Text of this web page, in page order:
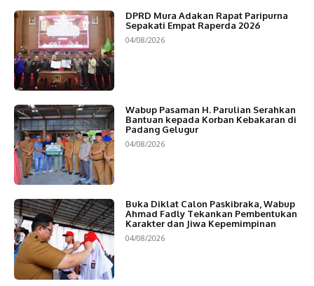
DPRD Mura Adakan Rapat Paripurna
Sepakati Empat Raperda 2026
04/08/2026
Wabup Pasaman H. Parulian Serahkan
Bantuan kepada Korban Kebakaran di
Padang Gelugur
04/08/2026
Buka Diklat Calon Paskibraka, Wabup
Ahmad Fadly Tekankan Pembentukan
Karakter dan Jiwa Kepemimpinan
04/08/2026